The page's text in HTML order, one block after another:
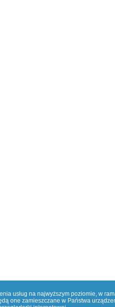
usług na najwyższym poziomie, w
one zamieszczane w Państwa